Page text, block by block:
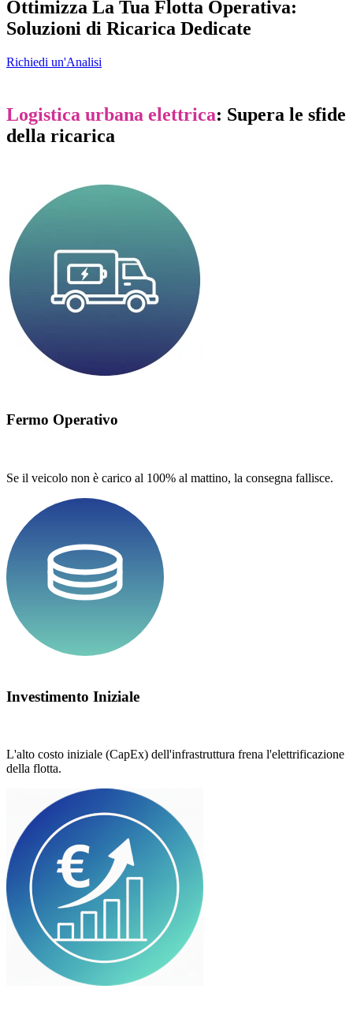
Ottimizza La Tua Flotta Operativa:
Soluzioni di Ricarica Dedicate
Richiedi un'Analisi
Logistica urbana elettrica: Supera le sfide
della ricarica
Fermo Operativo
Se il veicolo non è carico al 100% al mattino, la consegna fallisce.
Investimento Iniziale
L'alto costo iniziale (CapEx) dell'infrastruttura frena l'elettrificazione
della flotta.